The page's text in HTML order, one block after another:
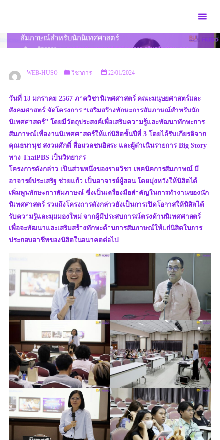
สัมภาษณ์สำหรับนักนิเทศศาสตร์
HOMEวิชาการ
ภาควิชานิเทศศาสตร์ จัดโครงการเสริมสร้างทักษะการ
WEB-HUSO วิชาการ 22/01/2024
วันที่ 18 มกราคม 2567 ภาควิชานิเทศศาสตร์ คณะมนุษยศาสตร์และ
สังคมศาสตร์ จัดโครงการ “เสริมสร้างทักษะการสัมภาษณ์สำหรับนัก
นิเทศศาสตร์” โดยมีวัตถุประสงค์เพื่อเสริมความรู้และพัฒนาทักษะการ
สัมภาษณ์เพื่องานนิเทศศาสตร์ให้แก่นิสิตชั้นปีที่ 3 โดยได้รับเกียรติจาก
คุณธนานุช สงวนศักดิ์ สื่อมวลชนอิสระ และผู้ดำเนินรายการ Big Story
ทาง ThaiPBS เป็นวิทยากร
โครงการดังกล่าว เป็นส่วนหนึ่งของรายวิชา เทคนิคการสัมภาษณ์ มี
อาจารย์ประเสริฐ ช่วยแก้ว เป็นอาจารย์ผู้สอน โดยมุ่งหวังให้นิสิตได้
เพิ่มพูนทักษะการสัมภาษณ์ ซี่งเป็นเครื่องมือสำคัญในการทำงานของนัก
นิเทศศาสตร์ รวมถึงโครงการดังกล่าวยังเป็นการเปิดโอกาสให้นิสิตได้
รับความรู้และมุมมองใหม่ จากผู้มีประสบการณ์ตรงด้านนิเทศศาสตร์
เพื่อจะพัฒนาและเสริมสร้างทักษะด้านการสัมภาษณ์ให้แก่นิสิตในการ
ประกอบอาชีพของนิสิตในอนาคตต่อไป